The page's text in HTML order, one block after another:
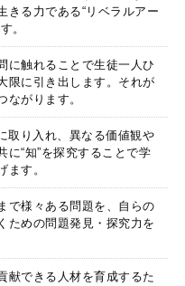
きる力である“リベラルアー
。
に触れることで生徒一人ひ
限に引き出します。それが
ながります。
取り入れ、異なる価値観や
に“知”を探究することで学
ます。
で様々ある問題を、自らの
ための問題発見・探究力を
献できる人材を育成するた